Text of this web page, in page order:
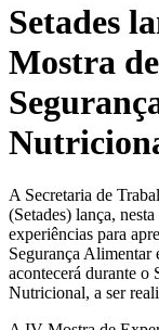
Setades
Mostra
A Secretaria de
(Setades) lança,
experiências para
Segurança
acontecerá durante o
Nutricional, a ser